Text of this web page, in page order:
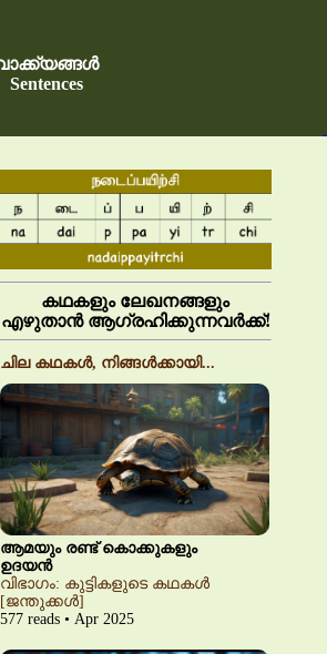
Sentences
കഥകളും ലേഖനങ്ങളും
എഴുതാൻ ആഗ്രഹിക്കുന്നവർക്ക്!
ചില കഥകൾ, നിങ്ങൾക്കായി...
ആമയും രണ്ട് കൊക്കുകളും
ഉദയൻ
വിഭാഗം: കുട്ടികളുടെ കഥകൾ
[ജന്തുക്കൾ]
577 reads • Apr 2025